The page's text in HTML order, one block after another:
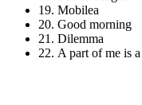
19. Mobilea
20. Good morning
21. Dilemma
22. A part of me is